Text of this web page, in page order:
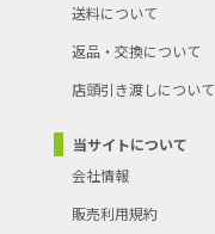
送料について
返品・交換について
店頭引き渡しについて
当サイトについて
会社情報
販売利用規約